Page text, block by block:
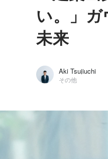
い。」
未来
Aki Tsujiuchi
その他